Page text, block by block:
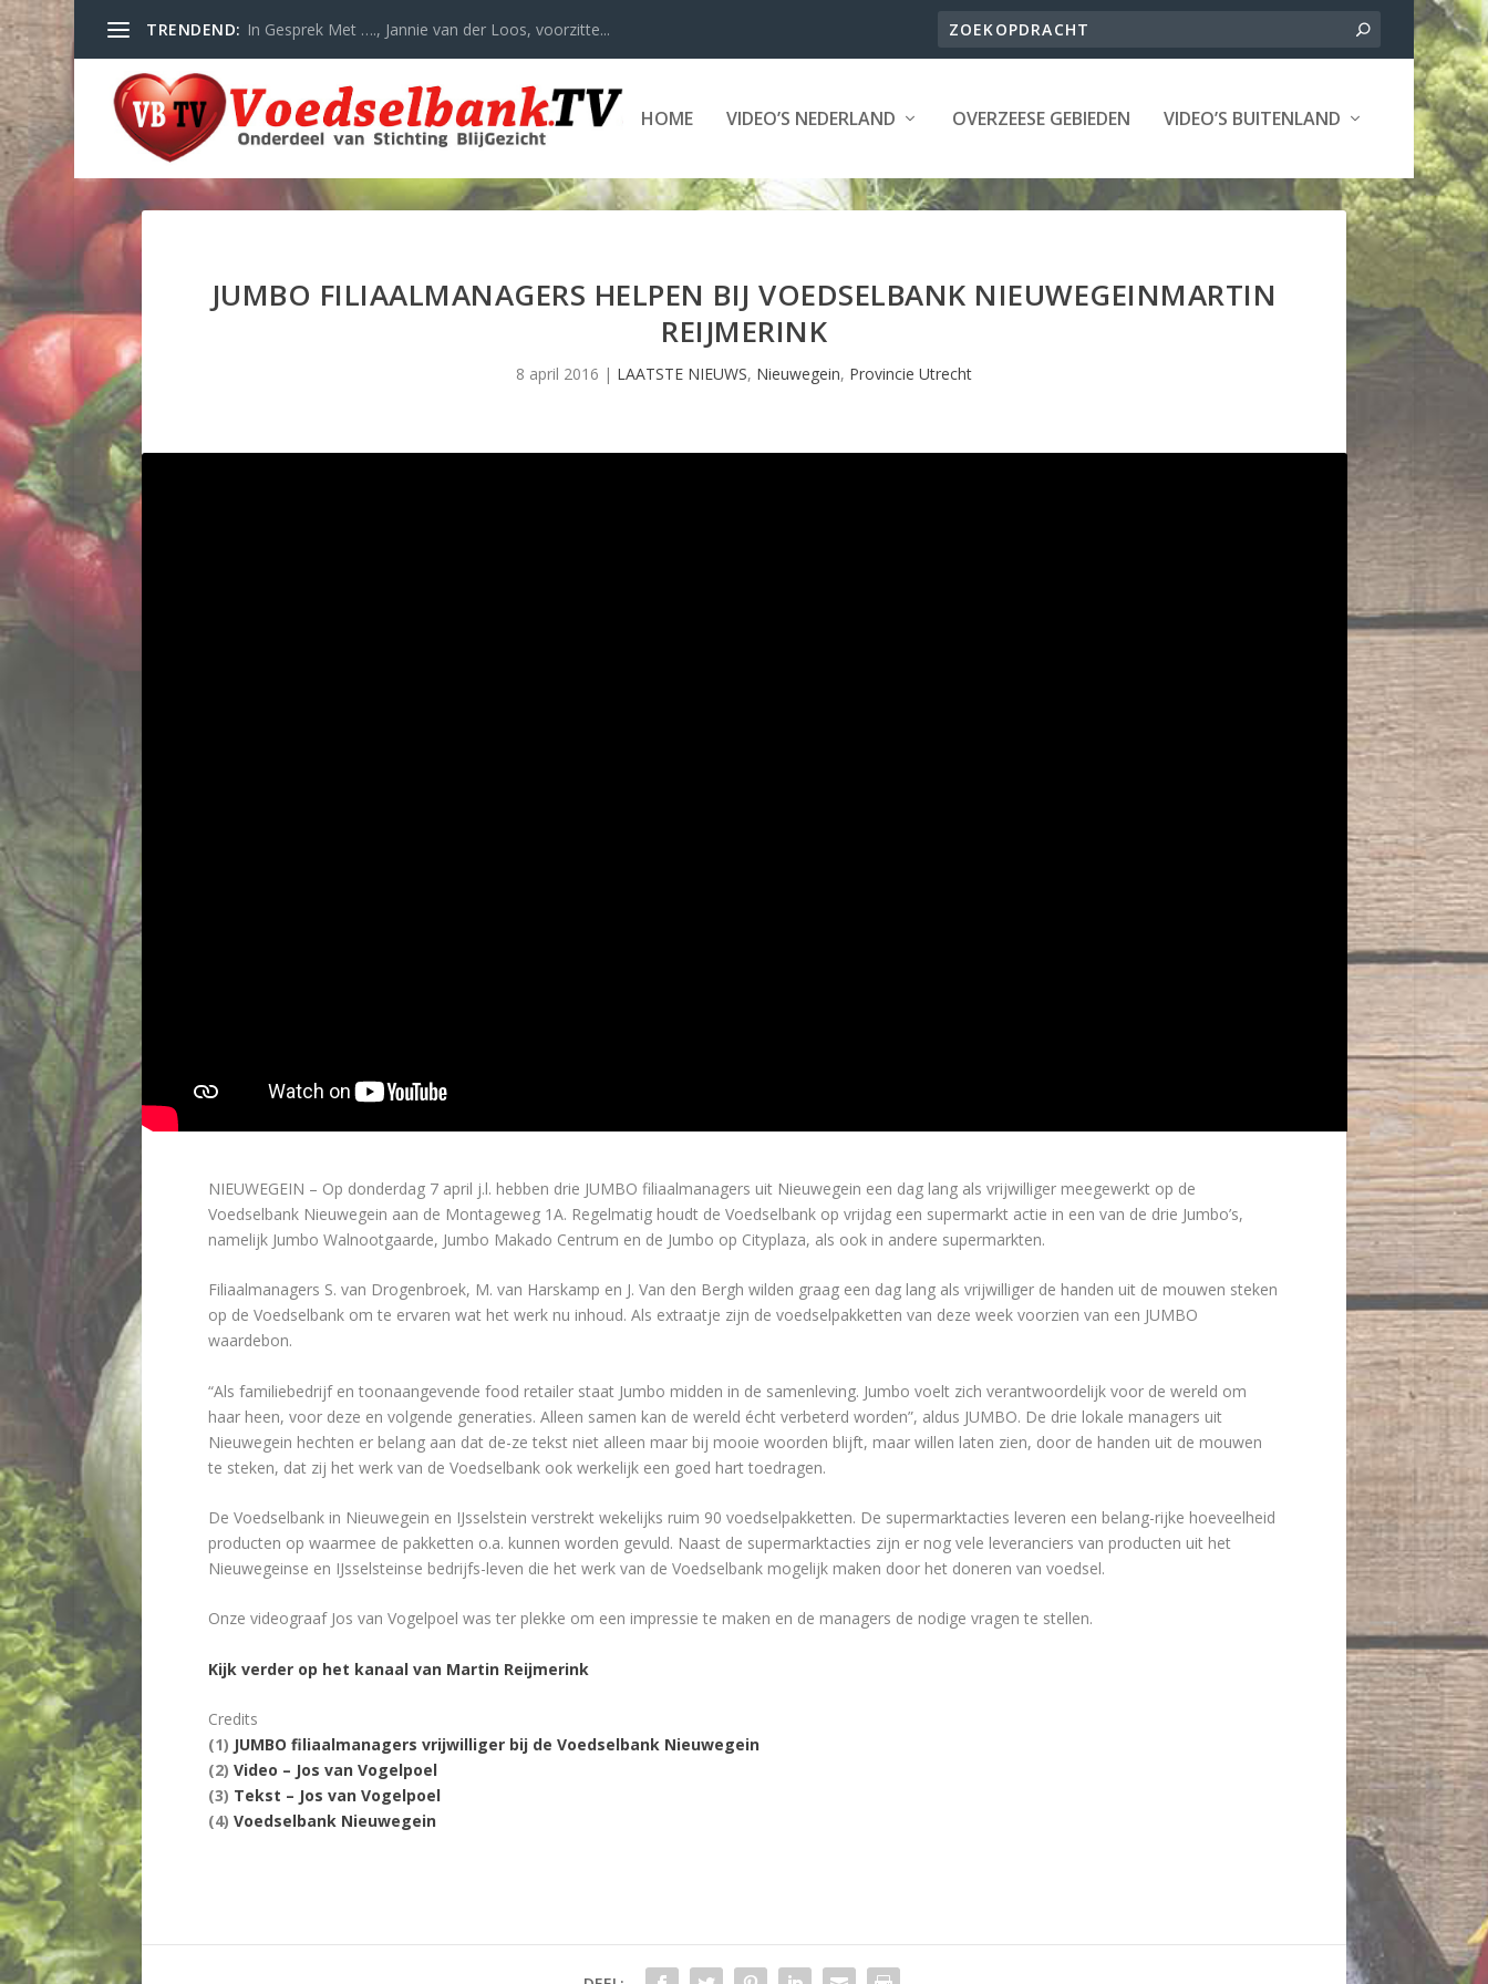
TRENDEND: In Gesprek Met …., Jannie van der Loos, voorzitte...
HOME VIDEO’S NEDERLAND OVERZEESE GEBIEDEN VIDEO’S BUITENLAND
JUMBO FILIAALMANAGERS HELPEN BIJ VOEDSELBANK NIEUWEGEINMARTIN
REIJMERINK
8 april 2016 | LAATSTE NIEUWS, Nieuwegein, Provincie Utrecht
NIEUWEGEIN – Op donderdag 7 april j.l. hebben drie JUMBO filiaalmanagers uit Nieuwegein een dag lang als vrijwilliger meegewerkt op de
Voedselbank Nieuwegein aan de Montageweg 1A. Regelmatig houdt de Voedselbank op vrijdag een supermarkt actie in een van de drie Jumbo’s,
namelijk Jumbo Walnootgaarde, Jumbo Makado Centrum en de Jumbo op Cityplaza, als ook in andere supermarkten.
Filiaalmanagers S. van Drogenbroek, M. van Harskamp en J. Van den Bergh wilden graag een dag lang als vrijwilliger de handen uit de mouwen steken
op de Voedselbank om te ervaren wat het werk nu inhoud. Als extraatje zijn de voedselpakketten van deze week voorzien van een JUMBO
waardebon.
“Als familiebedrijf en toonaangevende food retailer staat Jumbo midden in de samenleving. Jumbo voelt zich verantwoordelijk voor de wereld om
haar heen, voor deze en volgende generaties. Alleen samen kan de wereld écht verbeterd worden”, aldus JUMBO. De drie lokale managers uit
Nieuwegein hechten er belang aan dat de-ze tekst niet alleen maar bij mooie woorden blijft, maar willen laten zien, door de handen uit de mouwen
te steken, dat zij het werk van de Voedselbank ook werkelijk een goed hart toedragen.
De Voedselbank in Nieuwegein en IJsselstein verstrekt wekelijks ruim 90 voedselpakketten. De supermarktacties leveren een belang-rijke hoeveelheid
producten op waarmee de pakketten o.a. kunnen worden gevuld. Naast de supermarktacties zijn er nog vele leveranciers van producten uit het
Nieuwegeinse en IJsselsteinse bedrijfs-leven die het werk van de Voedselbank mogelijk maken door het doneren van voedsel.
Onze videograaf Jos van Vogelpoel was ter plekke om een impressie te maken en de managers de nodige vragen te stellen.
Kijk verder op het kanaal van Martin Reijmerink
Credits
(1) JUMBO filiaalmanagers vrijwilliger bij de Voedselbank Nieuwegein
(2) Video – Jos van Vogelpoel
(3) Tekst – Jos van Vogelpoel
(4) Voedselbank Nieuwegein